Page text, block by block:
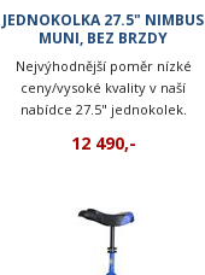
JEDNOKOLKA 27.5" NIMBUS
MUNI, BEZ BRZDY
Nejvýhodnější poměr nízké
ceny/vysoké kvality v naší
nabídce 27.5" jednokolek.
12 490,-